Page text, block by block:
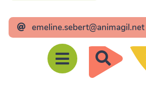
R
e
emeline.sebert@animagil.net